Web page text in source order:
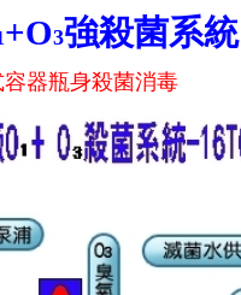
+O3強殺菌系統
器瓶身殺菌消毒